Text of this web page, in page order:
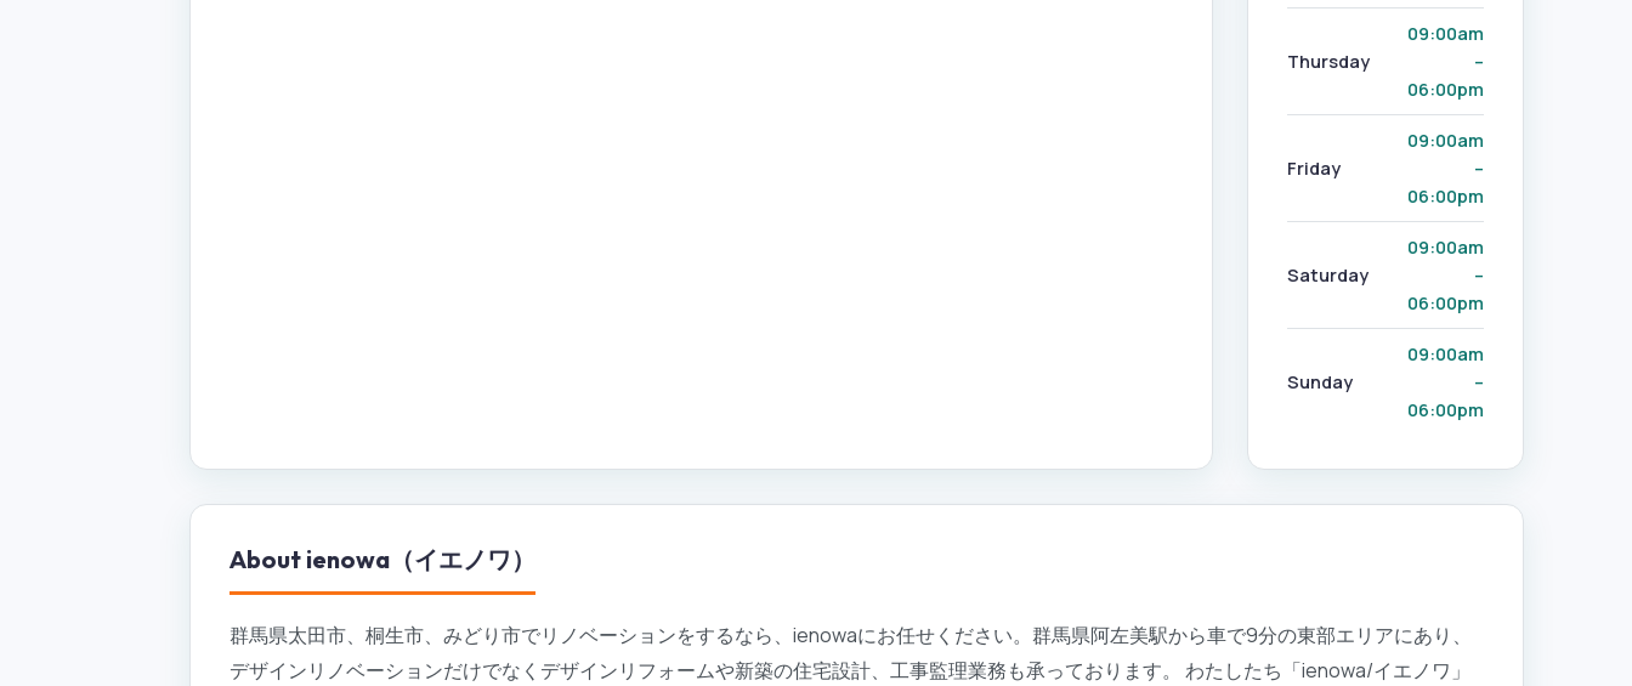
Thursday
09:00am
–
06:00pm
Friday
09:00am
–
06:00pm
Saturday
09:00am
–
06:00pm
Sunday
09:00am
–
06:00pm
About ienowa（イエノワ）
群馬県太田市、桐生市、みどり市でリノベーションをするなら、ienowaにお任せください。群馬県阿左美駅から車で9分の東部エリアにあり、
デザインリノベーションだけでなくデザインリフォームや新築の住宅設計、工事監理業務も承っております。 わたしたち「ienowa/イエノワ」